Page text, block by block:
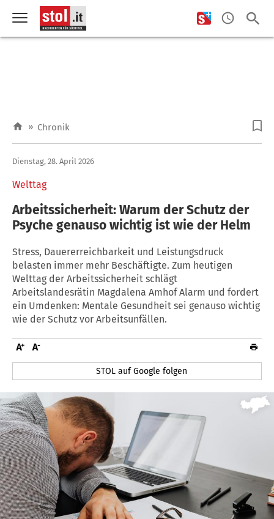
» Chronik
Welttag
Dienstag, 28. April 2026
Arbeitssicherheit: Warum der Schutz der
Psyche genauso wichtig ist wie der Helm
Stress, Dauererreichbarkeit und Leistungsdruck
belasten immer mehr Beschäftigte. Zum heutigen
Welttag der Arbeitssicherheit schlägt
Arbeitslandesrätin Magdalena Amhof Alarm und fordert
ein Umdenken: Mentale Gesundheit sei genauso wichtig
wie der Schutz vor Arbeitsunfällen.
STOL auf Google folgen